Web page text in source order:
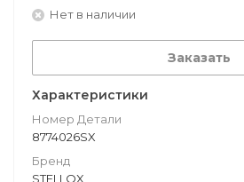
Нет в наличии
Заказать
Характеристики
Номер Детали
8774026SX
Бренд
STELLOX